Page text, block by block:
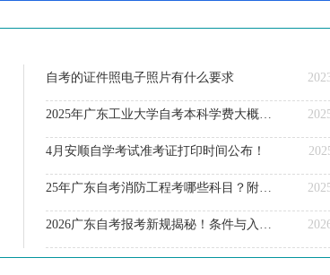
自考的证件照电子照片有什么要求
4月安顺自学考试准考证打印时间公布！